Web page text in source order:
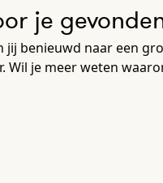
je
jij benieuwd naar een
Wil je meer weten